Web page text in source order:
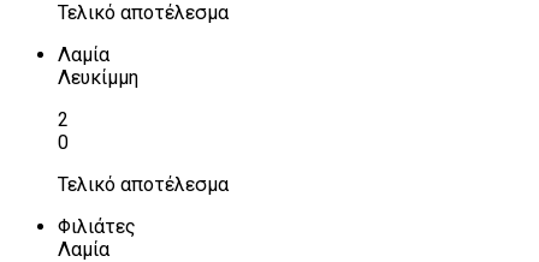
Τελικό αποτέλεσμα
Λαμία
Λευκίμμη
2
0
Τελικό αποτέλεσμα
Φιλιάτες
Λαμία